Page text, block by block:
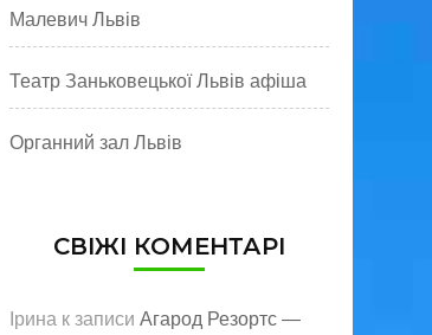
Малевич Львів
Театр Заньковецької Львів афіша
Органний зал Львів
СВІЖІ КОМЕНТАРІ
Ірина к записи Агарод Резортс —